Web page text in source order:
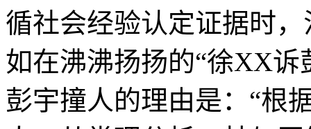
循社会经验认定证据时
如在沸沸扬扬的“徐XX
彭宇撞人的理由是：“根